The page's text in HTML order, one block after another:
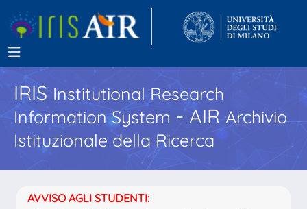
IRISInstitutional Research
Information System - AIR Archivio
Istituzionale della Ricerca
AVVISO AGLI STUDENTI: